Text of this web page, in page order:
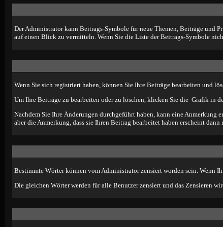
Der Administrator kann Beitrags-Symbole für neue Themen, Beiträge und
auf einen Blick zu vermitteln. Wenn Sie die Liste der Beitrags-Symbole
Wenn Sie sich registriert haben, können Sie Ihre Beiträge bearbeiten und
Um Ihre Beiträge zu bearbeiten oder zu löschen, klicken Sie die Grafik in
Nachdem Sie Ihre Änderungen durchgeführt haben, kann eine Anmerkung
aber die Anmerkung, dass sie Ihren Beitrag bearbeitet haben erscheint
Bestimmte Wörter können vom Administrator zensiert worden sein. Wenn
Die gleichen Wörter werden für alle Benutzer zensiert und das Zensieren